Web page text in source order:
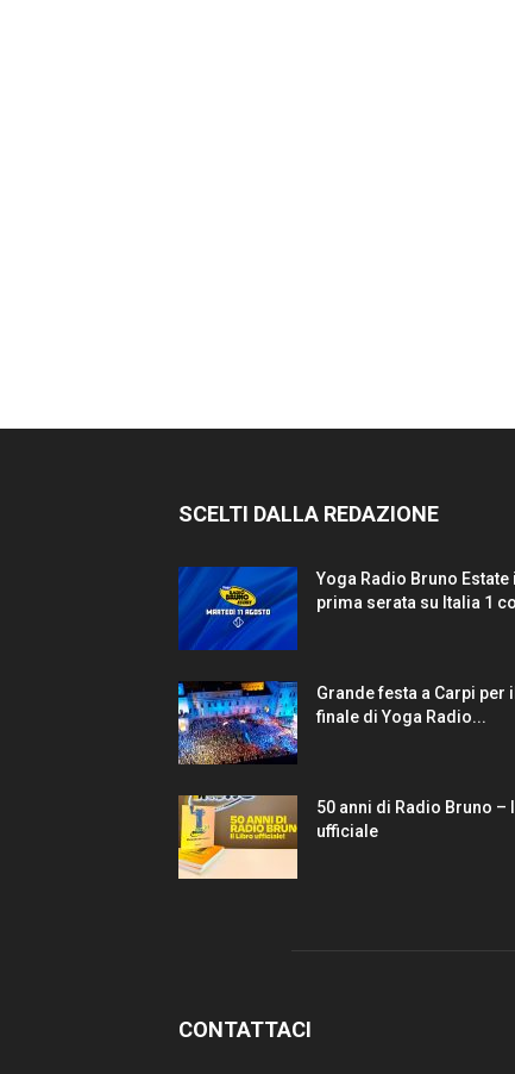
SCELTI DALLA REDAZIONE
Yoga Radio Bruno Estate
prima serata su Italia 1
Grande festa a Carpi per
finale di Yoga Radio...
50 anni di Radio Bruno –
ufficiale
CONTATTACI